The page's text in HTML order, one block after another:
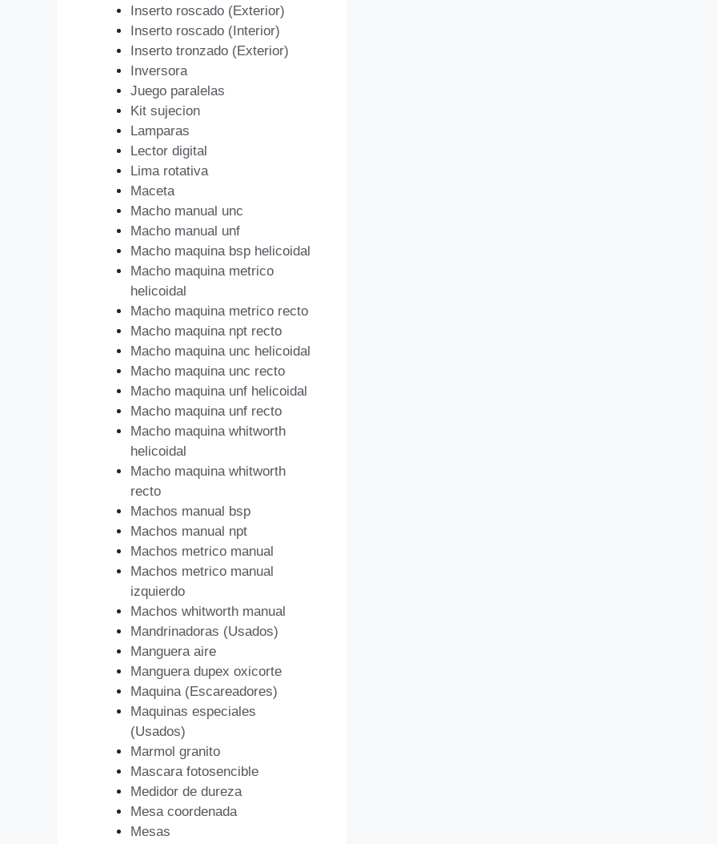
Inserto roscado (Exterior)
Inserto roscado (Interior)
Inserto tronzado (Exterior)
Inversora
Juego paralelas
Kit sujecion
Lamparas
Lector digital
Lima rotativa
Maceta
Macho manual unc
Macho manual unf
Macho maquina bsp helicoidal
Macho maquina metrico
helicoidal
Macho maquina metrico recto
Macho maquina npt recto
Macho maquina unc helicoidal
Macho maquina unc recto
Macho maquina unf helicoidal
Macho maquina unf recto
Macho maquina whitworth
helicoidal
Macho maquina whitworth
recto
Machos manual bsp
Machos manual npt
Machos metrico manual
Machos metrico manual
izquierdo
Machos whitworth manual
Mandrinadoras (Usados)
Manguera aire
Manguera dupex oxicorte
Maquina (Escareadores)
Maquinas especiales
(Usados)
Marmol granito
Mascara fotosencible
Medidor de dureza
Mesa coordenada
Mesas